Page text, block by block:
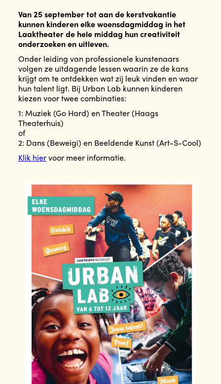
Van 25 september tot aan de kerstvakantie
kunnen kinderen elke woensdagmiddag in het
Laaktheater de hele middag hun creativiteit
onderzoeken en uitleven.
Onder leiding van professionele kunstenaars
volgen ze uitdagende lessen waarin ze de kans
krijgt om te ontdekken wat zij leuk vinden en waar
hun talent ligt. Bij Urban Lab kunnen kinderen
kiezen voor twee combinaties:
1: Muziek (Go Hard) en Theater (Haags
Theaterhuis)
of
2: Dans (Beweigi) en Beeldende Kunst (Art-S-Cool)
Klik hiervoor meer informatie.